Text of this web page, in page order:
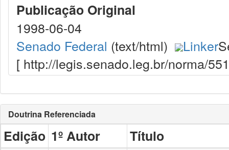
Publicação Original
1998-06-04
Senado Federal (text/html) Linker
[ http://legis.senado.leg.br/norma/
Doutrina Referenciada
Edição 1º Autor
Título